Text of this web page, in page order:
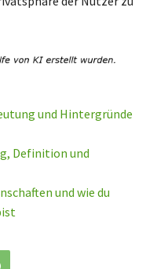
und Hintergründe
Definition und
und wie du